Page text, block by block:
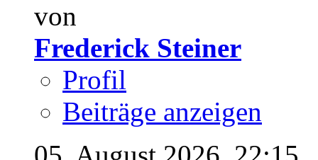
von
Frederick Steiner
Profil
Beiträge anzeigen